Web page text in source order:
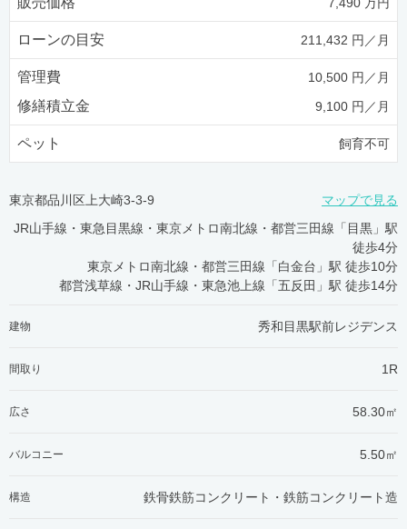
ローンの目安 211,432 円／月
管理費 10,500 円／月
修繕積立金 9,100 円／月
ペット 飼育不可
東京都品川区上大崎3-3-9
マップで見る
JR山手線・東急目黒線・東京メトロ南北線・都営三田線「目黒」駅
徒歩4分
東京メトロ南北線・都営三田線「白金台」駅 徒歩10分
都営浅草線・JR山手線・東急池上線「五反田」駅 徒歩14分
建物 秀和目黒駅前レジデンス
間取り 1R
広さ 58.30㎡
バルコニー 5.50㎡
構造 鉄骨鉄筋コンクリート・鉄筋コンクリート造